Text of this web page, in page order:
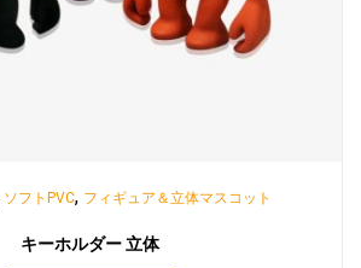
ソフトPVC, フィギュア＆立体マスコット
キーホルダー 立体